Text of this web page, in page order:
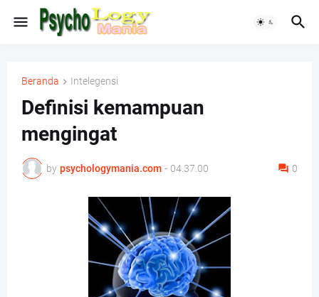
Beranda Intelegensi
Definisi kemampuan
mengingat
by psychologymania.com - 04.37.00 0